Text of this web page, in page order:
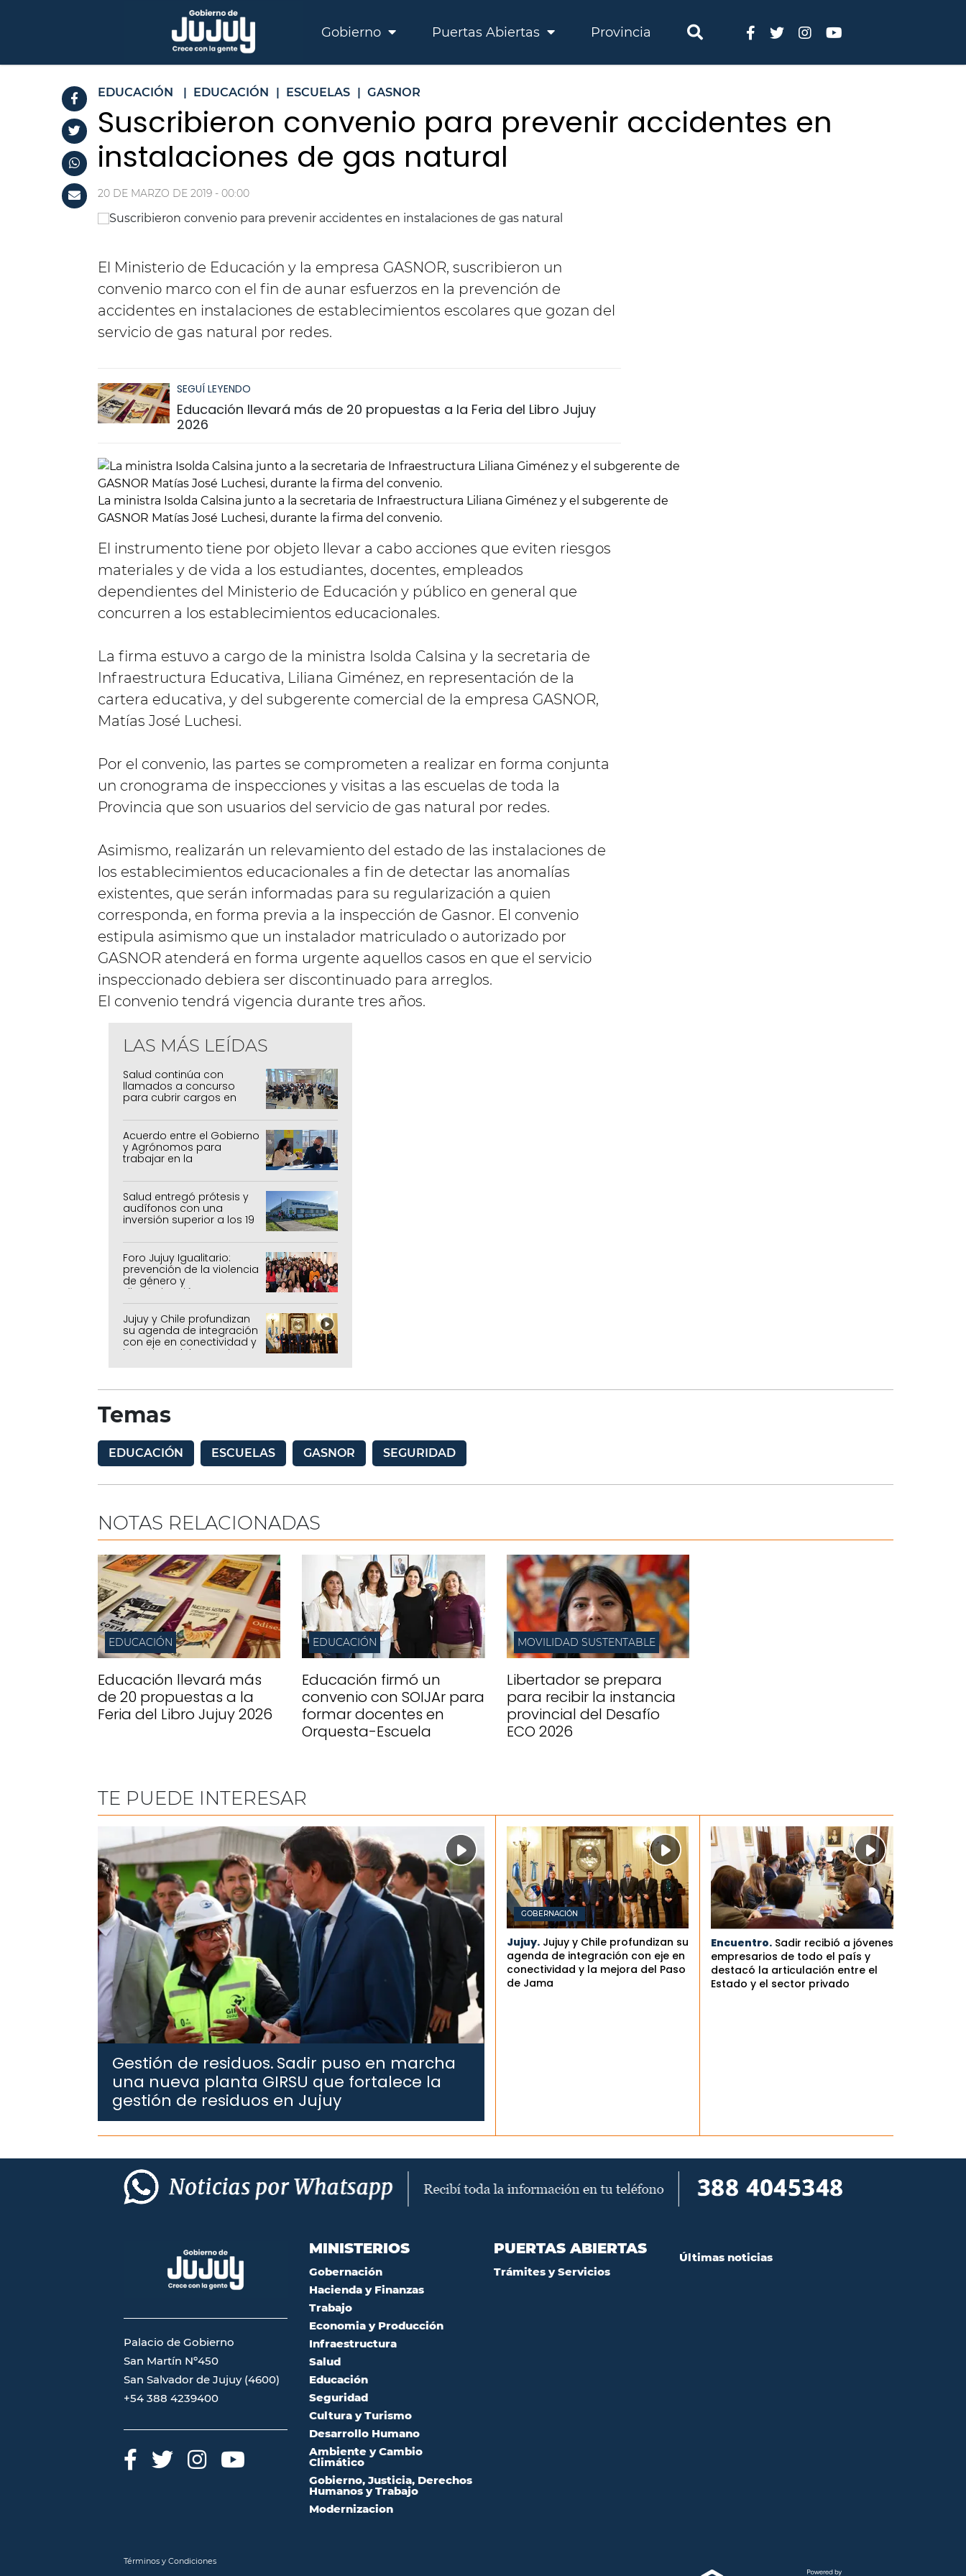
Gobierno Puertas Abiertas Provincia
EDUCACIÓN | EDUCACIÓN | ESCUELAS | GASNOR
Suscribieron convenio para prevenir accidentes en
instalaciones de gas natural
20 DE MARZO DE 2019 - 00:00
El Ministerio de Educación y la empresa GASNOR, suscribieron un
convenio marco con el fin de aunar esfuerzos en la prevención de
accidentes en instalaciones de establecimientos escolares que gozan del
servicio de gas natural por redes.
SEGUÍ LEYENDO
Educación llevará más de 20 propuestas a la Feria del Libro Jujuy
2026
La ministra Isolda Calsina junto a la secretaria de Infraestructura Liliana Giménez y el subgerente de
GASNOR Matías José Luchesi, durante la firma del convenio.
El instrumento tiene por objeto llevar a cabo acciones que eviten riesgos
materiales y de vida a los estudiantes, docentes, empleados
dependientes del Ministerio de Educación y público en general que
concurren a los establecimientos educacionales.
La firma estuvo a cargo de la ministra Isolda Calsina y la secretaria de
Infraestructura Educativa, Liliana Giménez, en representación de la
cartera educativa, y del subgerente comercial de la empresa GASNOR,
Matías José Luchesi.
Por el convenio, las partes se comprometen a realizar en forma conjunta
un cronograma de inspecciones y visitas a las escuelas de toda la
Provincia que son usuarios del servicio de gas natural por redes.
Asimismo, realizarán un relevamiento del estado de las instalaciones de
los establecimientos educacionales a fin de detectar las anomalías
existentes, que serán informadas para su regularización a quien
corresponda, en forma previa a la inspección de Gasnor. El convenio
estipula asimismo que un instalador matriculado o autorizado por
GASNOR atenderá en forma urgente aquellos casos en que el servicio
inspeccionado debiera ser discontinuado para arreglos.
El convenio tendrá vigencia durante tres años.
LAS MÁS LEÍDAS
Salud continúa con
llamados a concurso
para cubrir cargos en
Acuerdo entre el Gobierno
y Agrónomos para
trabajar en la
sistemas productivos
agrícolas, pecuarios y
forestal
Salud entregó prótesis y
audífonos con una
inversión superior a los 19
Foro Jujuy Igualitario:
prevención de la violencia
de género y
discriminación
Jujuy y Chile profundizan
su agenda de integración
con eje en conectividad y
la mejora del Paso de
Temas
EDUCACIÓN ESCUELAS GASNOR SEGURIDAD
NOTAS RELACIONADAS
EDUCACIÓN
Educación llevará más
de 20 propuestas a la
Feria del Libro Jujuy 2026
EDUCACIÓN
Educación firmó un
convenio con SOIJAr para
formar docentes en
Orquesta-Escuela
MOVILIDAD SUSTENTABLE
Libertador se prepara
para recibir la instancia
provincial del Desafío
ECO 2026
TE PUEDE INTERESAR
Gestión de residuos.Sadir puso en marcha
una nueva planta GIRSU que fortalece la
gestión de residuos en Jujuy
GOBERNACIÓN
Jujuy. Jujuy y Chile profundizan su
agenda de integración con eje en
conectividad y la mejora del Paso
de Jama
Encuentro. Sadir recibió a jóvenes
empresarios de todo el país y
destacó la articulación entre el
Estado y el sector privado
Palacio de Gobierno
San Martín Nº450
San Salvador de Jujuy (4600)
+54 388 4239400
MINISTERIOS
Gobernación
Hacienda y Finanzas
Trabajo
Economia y Producción
Infraestructura
Salud
Educación
Seguridad
Cultura y Turismo
Desarrollo Humano
Ambiente y Cambio
Climático
Gobierno, Justicia, Derechos
Humanos y Trabajo
Modernizacion
PUERTAS ABIERTAS
Trámites y Servicios
Últimas noticias
Términos y Condiciones